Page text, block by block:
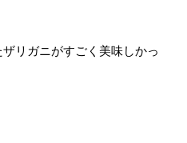
リガニがすごく美味しかっ